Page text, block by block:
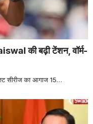
की बढ़ी टेंशन, वॉर्म-
सीरीज का आगाज 15…